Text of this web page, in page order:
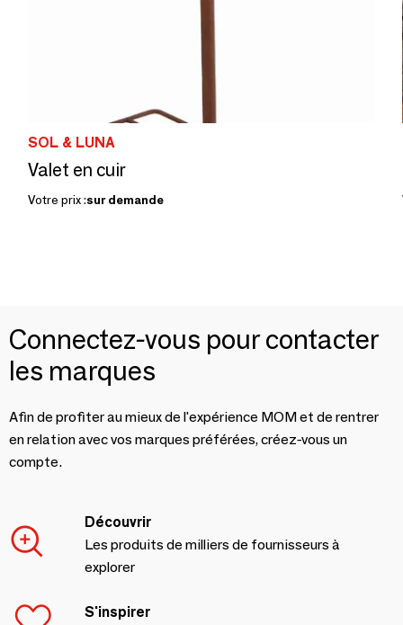
SOL & LUNA
Valet en cuir
Votre prix :sur demande
Connectez-vous pour contacter
les marques
Afin de profiter au mieux de l'expérience MOM et de rentrer
en relation avec vos marques préférées, créez-vous un
compte.
Découvrir
Les produits de milliers de fournisseurs à
explorer
S'inspirer